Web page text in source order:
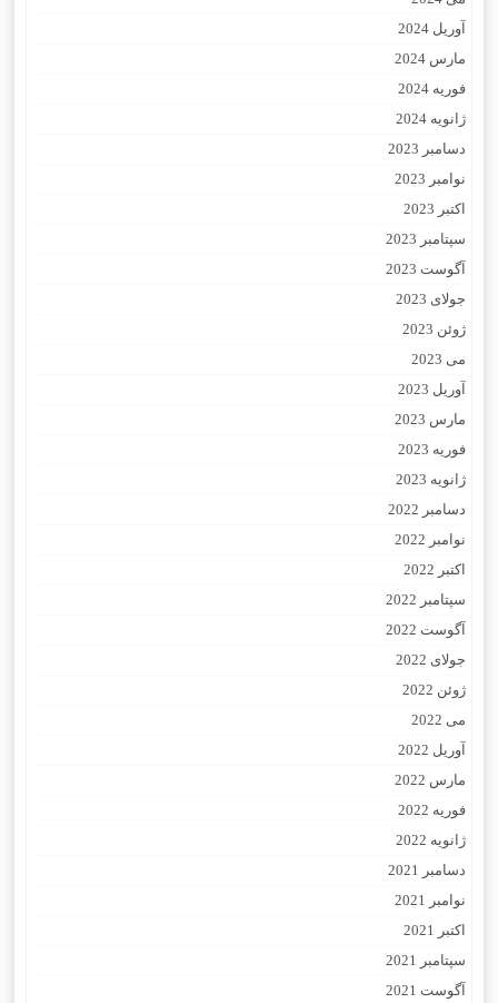
آوریل 2024
مارس 2024
فوریه 2024
ژانویه 2024
دسامبر 2023
نوامبر 2023
اکتبر 2023
سپتامبر 2023
آگوست 2023
جولای 2023
ژوئن 2023
می 2023
آوریل 2023
مارس 2023
فوریه 2023
ژانویه 2023
دسامبر 2022
نوامبر 2022
اکتبر 2022
سپتامبر 2022
آگوست 2022
جولای 2022
ژوئن 2022
می 2022
آوریل 2022
مارس 2022
فوریه 2022
ژانویه 2022
دسامبر 2021
نوامبر 2021
اکتبر 2021
سپتامبر 2021
آگوست 2021